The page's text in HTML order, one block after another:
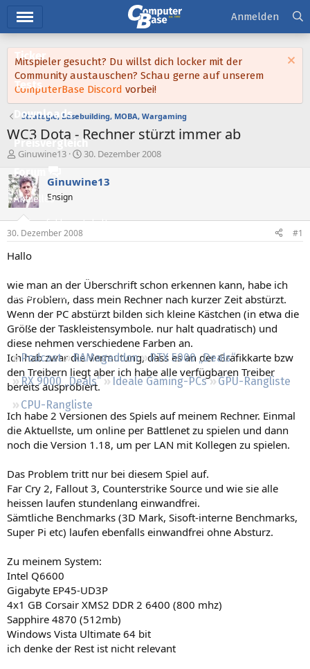
Ticker
Tests
Downloads
Preisvergleich
Forum
Aktuelles
Empfohlene Inhalte
Leserartikel
Regeln
Podcast RAMageddon
RTX 5000 „Deals“
RX 9000 „Deals“
Ideale Gaming-PCs
GPU-Rangliste
CPU-Rangliste
Anmelden
Mitspieler gesucht? Du willst dich locker mit der
Community austauschen? Schau gerne auf unserem
ComputerBase Discord vorbei!
Strategie, Basebuilding, MOBA, Wargaming
WC3 Dota - Rechner stürzt immer ab
E
r
s
t
e
e
r
Ginuwine13
E
s
t
30. Dezember 2008
Ginuwine13
Ensign
30. Dezember 2008 #1
Hallo
wie man an der Überschrift schon erkennen kann, habe ich
das Problem, dass mein Rechner nach kurzer Zeit abstürzt.
Wenn der PC abstürzt bilden sich kleine Kästchen (in etwa die
Größe der Taskleistensymbole. nur halt quadratisch) und
diese nehmen verschiedene Farben an.
Ich hab zwar die Vermutung, dass es an der Grafikkarte bzw
den Treibern liegt aber ich habe alle verfügbaren Treiber
bereits ausprobiert.
Ich habe 2 Versionen des Spiels auf meinem Rechner. Einmal
die Aktuellste, um online per Battlenet zu spielen und dann
noch die Version 1.18, um per LAN mit Kollegen zu spielen.
Das Problem tritt nur bei diesem Spiel auf.
Far Cry 2, Fallout 3, Counterstrike Source und wie sie alle
heissen laufen stundenlang einwandfrei.
Sämtliche Benchmarks (3D Mark, Sisoft-interne Benchmarks,
Super Pi etc) laufen ebenfalls einwandfrei ohne Absturz.
Zu meinem System:
Intel Q6600
Gigabyte EP45-UD3P
4x1 GB Corsair XMS2 DDR 2 6400 (800 mhz)
Sapphire 4870 (512mb)
Windows Vista Ultimate 64 bit
ich denke der Rest ist nicht relevant